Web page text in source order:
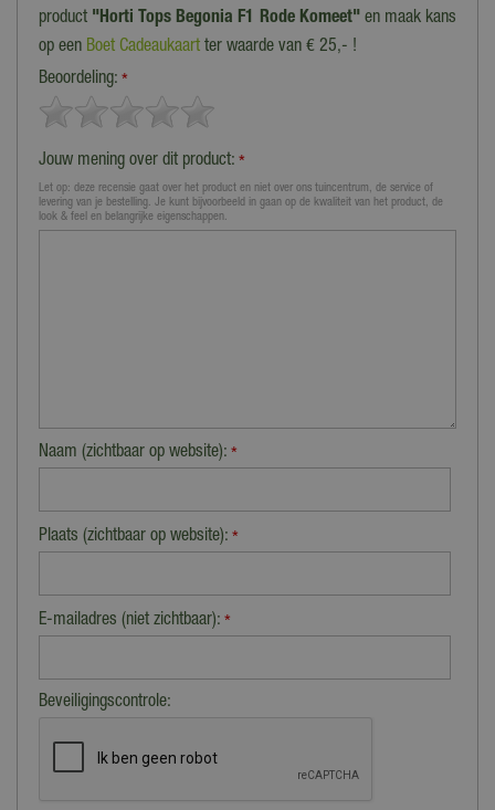
product "Horti Tops Begonia F1 Rode Komeet"en maak kans
op een Boet Cadeaukaart ter waarde van € 25,- !
Beoordeling: *
Jouw mening over dit product: *
Let op: deze recensie gaat over het product en niet over ons tuincentrum, de service of
levering van je bestelling. Je kunt bijvoorbeeld in gaan op de kwaliteit van het product, de
look & feel en belangrijke eigenschappen.
Naam (zichtbaar op website): *
Plaats (zichtbaar op website): *
E-mailadres (niet zichtbaar): *
Beveiligingscontrole: